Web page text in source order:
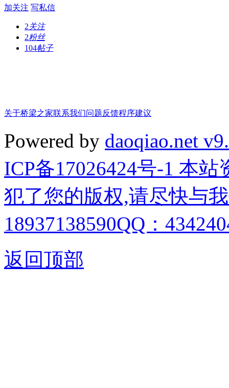
加关注 写私信
2关注
2粉丝
104帖子
关于桥梁之家联系我们问题反馈程序建议
Powered by daoqiao.net
ICP备17026424号-1 本
犯了您的版权,请尽快与
18937138590QQ：
返回顶部